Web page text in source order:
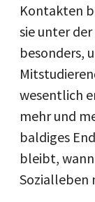
Kontakten
sie unter
besonders,
wesentlich
mehr und
baldiges
bleibt,
Sozialleben